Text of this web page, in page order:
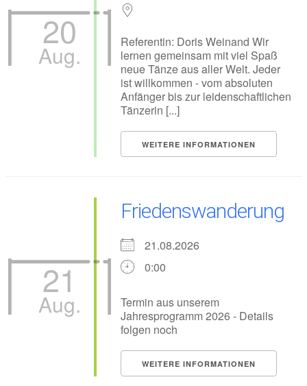
20
Aug.
Referentin: Doris Weinand Wir
lernen gemeinsam mit viel Spaß
neue Tänze aus aller Welt. Jeder
ist willkommen - vom absoluten
Anfänger bis zur leidenschaftlichen
Tänzerin [...]
WEITERE INFORMATIONEN
21
Aug.
Friedenswanderung
21.08.2026
0:00
Termin aus unserem
Jahresprogramm 2026 - Details
folgen noch
WEITERE INFORMATIONEN